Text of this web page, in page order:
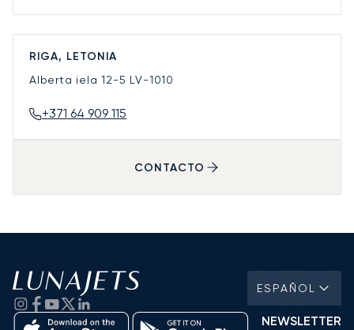
RIGA, LETONIA
Alberta iela 12-5 LV-1010
+371 64 909 115
CONTACTO
ESPAÑOL
NEWSLETTER